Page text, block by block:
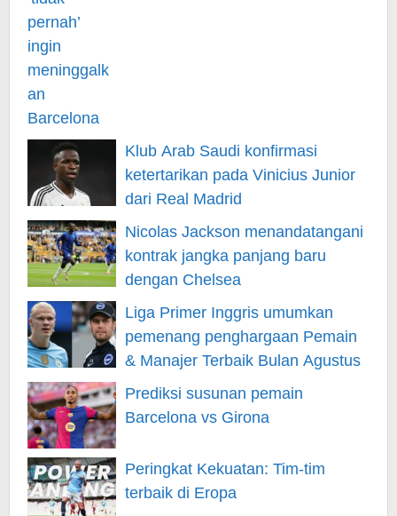
Klub Arab Saudi konfirmasi
ketertarikan pada Vinicius Junior
dari Real Madrid
Nicolas Jackson menandatangani
kontrak jangka panjang baru
dengan Chelsea
Liga Primer Inggris umumkan
pemenang penghargaan Pemain
& Manajer Terbaik Bulan Agustus
Prediksi susunan pemain
Barcelona vs Girona
Peringkat Kekuatan: Tim-tim
terbaik di Eropa